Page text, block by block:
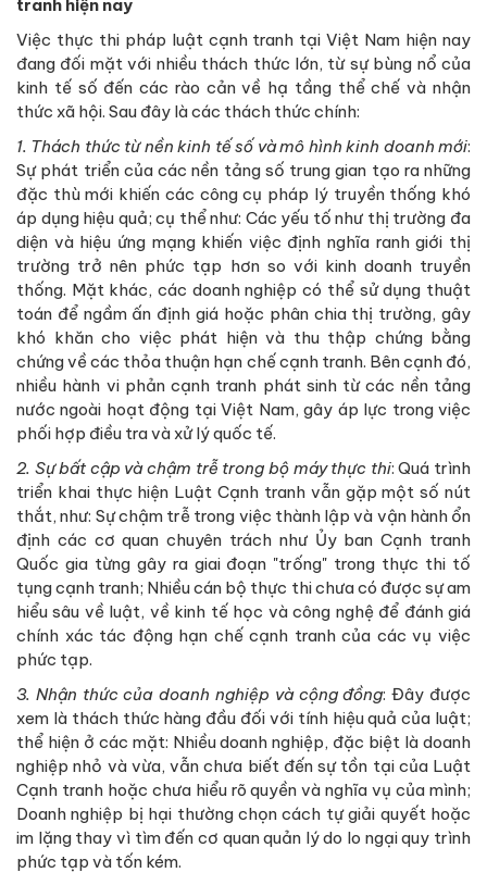
tranh hiện nay
Việc thực thi pháp luật cạnh tranh tại Việt Nam hiện nay
đang đối mặt với nhiều thách thức lớn, từ sự bùng nổ của
kinh tế số đến các rào cản về hạ tầng thể chế và nhận
thức xã hội. Sau đây là các thách thức chính:
1. Thách thức từ nền kinh tế số và mô hình kinh doanh mới:
Sự phát triển của các nền tảng số trung gian tạo ra những
đặc thù mới khiến các công cụ pháp lý truyền thống khó
áp dụng hiệu quả; cụ thể như: Các yếu tố như thị trường đa
diện và hiệu ứng mạng khiến việc định nghĩa ranh giới thị
trường trở nên phức tạp hơn so với kinh doanh truyền
thống. Mặt khác, các doanh nghiệp có thể sử dụng thuật
toán để ngầm ấn định giá hoặc phân chia thị trường, gây
khó khăn cho việc phát hiện và thu thập chứng bằng
chứng về các thỏa thuận hạn chế cạnh tranh. Bên cạnh đó,
nhiều hành vi phản cạnh tranh phát sinh từ các nền tảng
nước ngoài hoạt động tại Việt Nam, gây áp lực trong việc
phối hợp điều tra và xử lý quốc tế.
2. Sự bất cập và chậm trễ trong bộ máy thực thi: Quá trình
triển khai thực hiện Luật Cạnh tranh vẫn gặp một số nút
thắt, như: Sự chậm trễ trong việc thành lập và vận hành ổn
định các cơ quan chuyên trách như Ủy ban Cạnh tranh
Quốc gia từng gây ra giai đoạn "trống" trong thực thi tố
tụng cạnh tranh; Nhiều cán bộ thực thi chưa có được sự am
hiểu sâu về luật, về kinh tế học và công nghệ để đánh giá
chính xác tác động hạn chế cạnh tranh của các vụ việc
phức tạp.
3. Nhận thức của doanh nghiệp và cộng đồng: Đây được
xem là thách thức hàng đầu đối với tính hiệu quả của luật;
thể hiện ở các mặt: Nhiều doanh nghiệp, đặc biệt là doanh
nghiệp nhỏ và vừa, vẫn chưa biết đến sự tồn tại của Luật
Cạnh tranh hoặc chưa hiểu rõ quyền và nghĩa vụ của mình;
Doanh nghiệp bị hại thường chọn cách tự giải quyết hoặc
im lặng thay vì tìm đến cơ quan quản lý do lo ngại quy trình
phức tạp và tốn kém.